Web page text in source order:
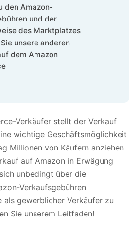
den Amazon-
und der
des Marktplatzes
unsere anderen
dem Amazon
Verkäufer stellt der Verkauf
wichtige Geschäftsmöglichkeit
Millionen von Käufern anziehen.
auf Amazon in Erwägung
unbedingt über die
Verkaufsgebühren
als gewerblicher Verkäufer zu
Sie unserem Leitfaden!